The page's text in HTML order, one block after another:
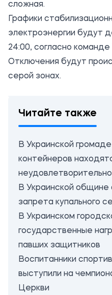
сложная.
Графики
электроэнергии будут
24:00, согласно команде
Отключения будут
серой зонах.
Читайте также
В Украинской
контейнеров
В Украинской общине
запрета купального
В Украинском
государственные
павших защитников
Воспитанники
выступили на
Церкви